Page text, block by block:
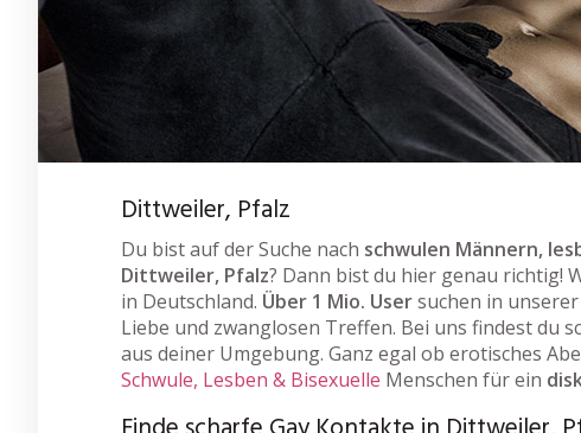
Dittweiler, Pfalz
Du bist auf der Suche nach schwulen Männern,
Dittweiler, Pfalz? Dann bist du hier genau richtig!
in Deutschland. Über 1 Mio. Usersuchen in
Liebe und zwanglosen Treffen. Bei uns findest du
aus deiner Umgebung. Ganz egal ob erotisches
Schwule, Lesben & Bisexuelle Menschen für ein